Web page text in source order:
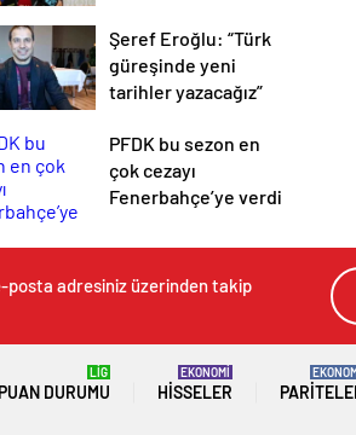
Şeref Eroğlu: “Türk
güreşinde yeni
tarihler yazacağız”
PFDK bu sezon en
çok cezayı
Fenerbahçe’ye verdi
posta adresiniz üzerinden takip
PUAN DURUMU
LİG
HISSELER
EKONOMİ